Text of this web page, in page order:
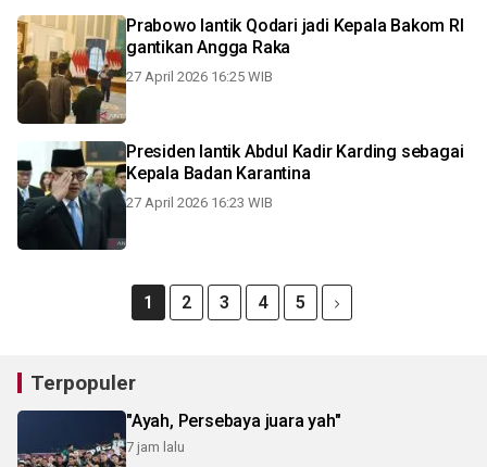
Prabowo lantik Qodari jadi Kepala Bakom RI
gantikan Angga Raka
27 April 2026 16:25 WIB
Presiden lantik Abdul Kadir Karding sebagai
Kepala Badan Karantina
27 April 2026 16:23 WIB
1 2 3 4 5
Terpopuler
"Ayah, Persebaya juara yah"
7 jam lalu